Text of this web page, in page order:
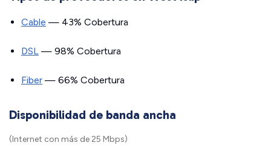
Cable — 43% Cobertura
DSL — 98% Cobertura
Fiber — 66% Cobertura
Disponibilidad de banda ancha
(Internet con más de 25 Mbps)